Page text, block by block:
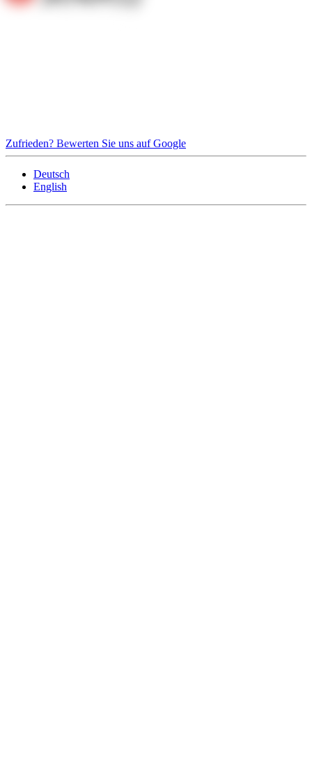
Zufrieden? Bewerten Sie uns auf Google
Deutsch
English